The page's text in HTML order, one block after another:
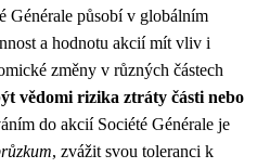
Générale působí v globálním
a hodnotu akcií mít vliv i
změny v různých částech
vědomi rizika ztráty části nebo
do akcií Société Générale je
, zvážit svou toleranci k